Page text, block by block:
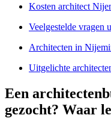
Kosten architect
Veelgestelde vragen
Architecten in
Uitgelichte
Een
gezocht? Waar